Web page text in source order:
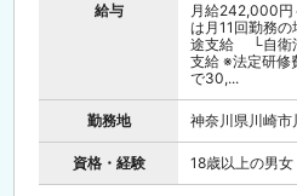
給与
月給242,000円
は月11回勤務
途支給 └自衛
支給 ※法定研
で30,...
勤務地 神奈川県川崎市
資格・経験 18歳以上の男